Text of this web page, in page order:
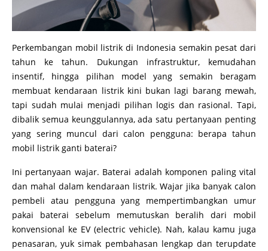
Perkembangan mobil listrik di Indonesia semakin pesat dari
tahun ke tahun. Dukungan infrastruktur, kemudahan
insentif, hingga pilihan model yang semakin beragam
membuat kendaraan listrik kini bukan lagi barang mewah,
tapi sudah mulai menjadi pilihan logis dan rasional. Tapi,
dibalik semua keunggulannya, ada satu pertanyaan penting
yang sering muncul dari calon pengguna: berapa tahun
mobil listrik ganti baterai?
Ini pertanyaan wajar. Baterai adalah komponen paling vital
dan mahal dalam kendaraan listrik. Wajar jika banyak calon
pembeli atau pengguna yang mempertimbangkan umur
pakai baterai sebelum memutuskan beralih dari mobil
konvensional ke EV (electric vehicle). Nah, kalau kamu juga
penasaran, yuk simak pembahasan lengkap dan terupdate